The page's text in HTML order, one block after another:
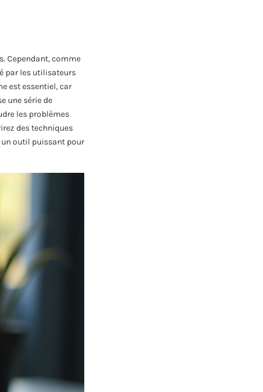
Cependant, comme
par les utilisateurs
est essentiel, car
une série de
les problèmes
des techniques
outil puissant pour